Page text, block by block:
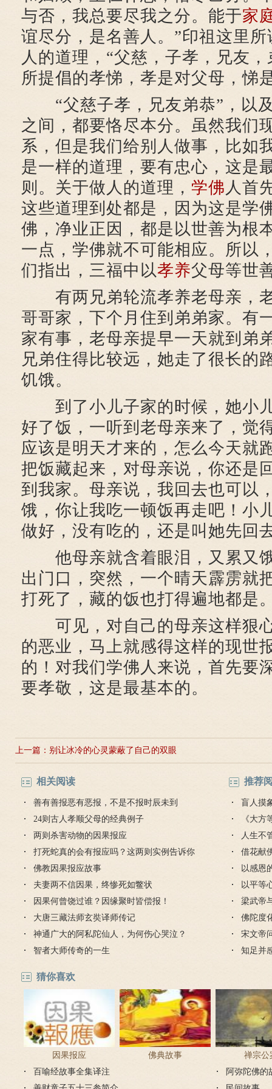
与否，我总要尽我之分。能于家
谊尽分，是名善人。”印祖这里
人的道理，“父慈，子孝，兄友
所提倡的孝悌，孝是对父母，悌
“父慈子孝，兄友弟恭”，以
之间，都要恪尽本分。虽然我们
系，但是我们给别人做事，比如
是一样的道理，要有忠心，这是
则。关于做人的道理， 学佛 人首
这些道理到处都是，因为这是学
佛，净业正因，都是以世善为根
一点，学佛就不可能相应。所以
们指出，三福中以孝养父母等世
有两兄弟轮流孝养老母亲，
哥哥家，下个月住到弟弟家。有
家有事，老母亲提早一天就到弟
兄弟住得比较远，她走了很长的
饥饿。
到了小儿子家的时候，她小
好了饭，一听到老母亲来了，觉
应该是明天才来的，怎么今天就
把饭藏起来，对母亲说，你还是
到我家。母亲说，我回去也可以
饿，你让我吃一顿饭再走吧！小
做好，没有吃的，还是叫她先回
他母亲就含着眼泪，又累又
出门口，突然，一个晴天霹雳就
打死了，藏的饭也打得遍地都是
可见，对自己的母亲这样狠
的恶业，马上就感得这样的现世
的！对我们学佛人来说，首先要
要孝敬，这是最基本的。
上一篇： 别让冰冷的心灵蒙蔽了自己的双眼
相关阅读
善有善报恶有恶报，不是不报时辰未到
24则古人孝顺父母的经典例子
两则杀害动物的因果报应
打死蛇真的会有报应吗？这两则实例告诉你
佛教因果报应故事
夫妻两不信因果，终惨死如鳖状
因果何曾饶过谁？因缘聚时皆偿报！
大唐三藏法师玄奘译师传记
神通广大的阿私陀仙人，为何伤心哭泣？
智者大师传奇的一生
推荐
盲人摸
《大
人生不
对待
借花献
灯佛
以感恩
以平等
梁武帝
是哪个
佛陀度
宋文帝
知足并
猜你喜欢
因果报应 佛典故事
禅宗公
百喻经故事全集译注
阿弥陀佛的